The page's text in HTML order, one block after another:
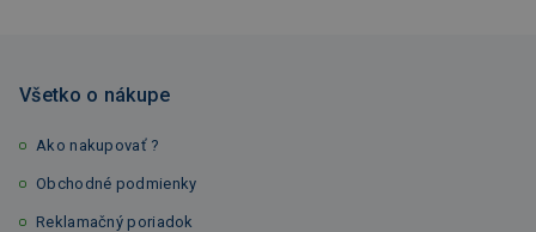
Všetko o nákupe
Ako nakupovať ?
Obchodné podmienky
Reklamačný poriadok